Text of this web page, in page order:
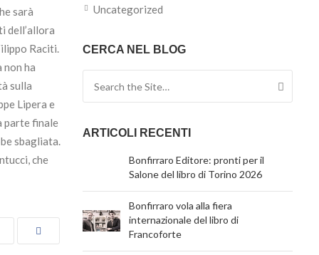
sarà
dell’allora
Raciti.
non ha
sulla
Lipera e
parte finale
sbagliata.
che
Uncategorized
CERCA NEL BLOG
ARTICOLI RECENTI
Bonfirraro Editore: pronti per il
Salone del libro di Torino 2026
Bonfirraro vola alla fiera
internazionale del libro di
Francoforte